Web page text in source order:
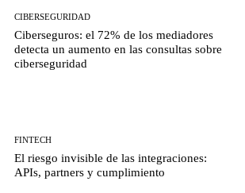
CIBERSEGURIDAD
Ciberseguros: el 72% de los mediadores
detecta un aumento en las consultas sobre
ciberseguridad
FINTECH
El riesgo invisible de las integraciones:
APIs, partners y cumplimiento